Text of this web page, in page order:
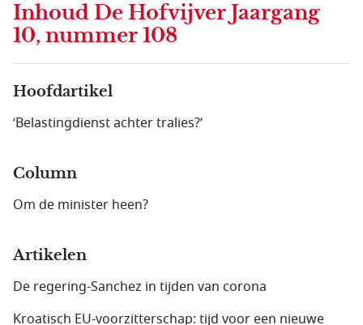
Inhoud De Hofvijver Jaargang
10, nummer 108
Hoofdartikel
‘Belastingdienst achter tralies?’
Column
Om de minister heen?
Artikelen
De regering-Sanchez in tijden van corona
Kroatisch EU-voorzitterschap: tijd voor een nieuwe